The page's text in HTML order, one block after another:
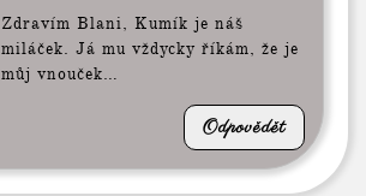
Zdravím Blani, Kumík je náš
miláček. Já mu vždycky říkám, že je
můj vnouček…
Odpovědět